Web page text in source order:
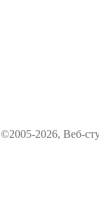
©2005-2026, Веб-